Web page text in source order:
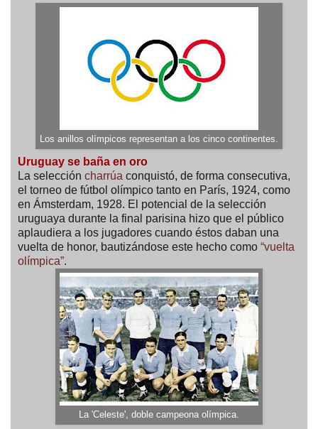
Los anillos olímpicos representan a los cinco continentes.
Uruguay se baña en oro
La selección charrúa conquistó, de forma consecutiva,
el torneo de fútbol olímpico tanto en París, 1924, como
en Ámsterdam, 1928. El potencial de la selección
uruguaya durante la final parisina hizo que el público
aplaudiera a los jugadores cuando éstos daban una
vuelta de honor, bautizándose este hecho como “vuelta
olímpica”.
La 'Celeste', doble campeona olímpica.